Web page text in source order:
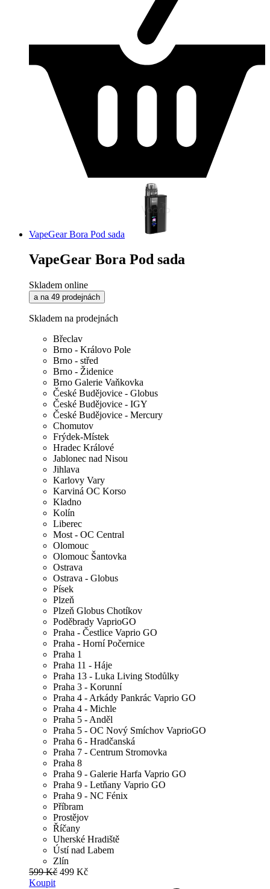
VapeGear Bora Pod sada
VapeGear Bora Pod sada
Skladem online
a na 49 prodejnách
Skladem na prodejnách
Břeclav
Brno - Královo Pole
Brno - střed
Brno - Židenice
Brno Galerie Vaňkovka
České Budějovice - Globus
České Budějovice - IGY
České Budějovice - Mercury
Chomutov
Frýdek-Místek
Hradec Králové
Jablonec nad Nisou
Jihlava
Karlovy Vary
Karviná OC Korso
Kladno
Kolín
Liberec
Most - OC Central
Olomouc
Olomouc Šantovka
Ostrava
Ostrava - Globus
Písek
Plzeň
Plzeň Globus Chotíkov
Poděbrady VaprioGO
Praha - Čestlice Vaprio GO
Praha - Horní Počernice
Praha 1
Praha 11 - Háje
Praha 13 - Luka Living Stodůlky
Praha 3 - Korunní
Praha 4 - Arkády Pankrác Vaprio GO
Praha 4 - Michle
Praha 5 - Anděl
Praha 5 - OC Nový Smíchov VaprioGO
Praha 6 - Hradčanská
Praha 7 - Centrum Stromovka
Praha 8
Praha 9 - Galerie Harfa Vaprio GO
Praha 9 - Letňany Vaprio GO
Praha 9 - NC Fénix
Příbram
Prostějov
Říčany
Uherské Hradiště
Ústí nad Labem
Zlín
599 Kč 499 Kč
Koupit